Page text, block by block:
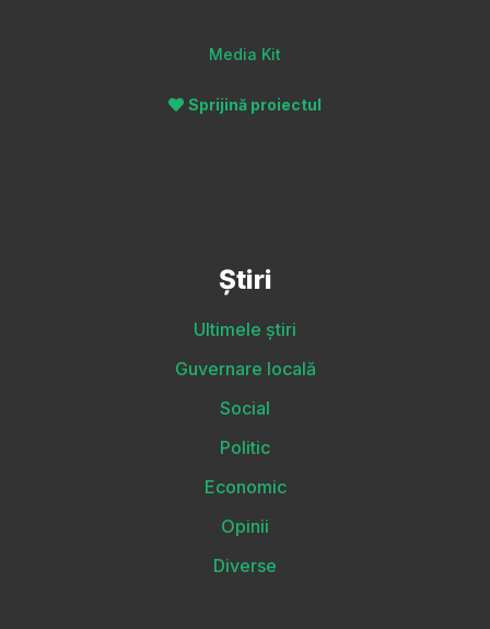
Media Kit
Sprijină proiectul
Știri
Ultimele știri
Guvernare locală
Social
Politic
Economic
Opinii
Diverse